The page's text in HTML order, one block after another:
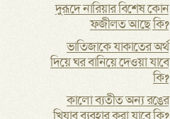
দুরূদে নারিয়ার বিশেষ কোন
ফজীলত আছে কি?
ভাতিজাকে যাকাতের অর্থ
দিয়ে ঘর বানিয়ে দেওয়া যাবে
কি?
কালো ব্যতীত অন্য রঙের